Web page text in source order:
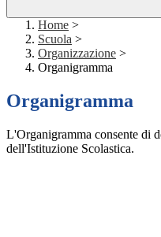
Home >
Scuola >
Organizzazione >
Organigramma
Organigramma
L'Organigramma consente di
dell'Istituzione Scolastica.